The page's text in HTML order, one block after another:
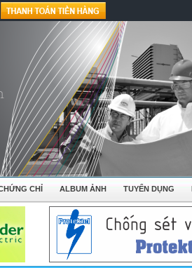
CHỈ ALBUM ẢNH TUYỂN DỤNG